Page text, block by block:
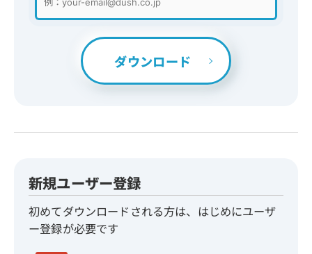
ダウンロード
新規ユーザー登録
初めてダウンロードされる方は、はじめにユーザ
ー登録が必要です